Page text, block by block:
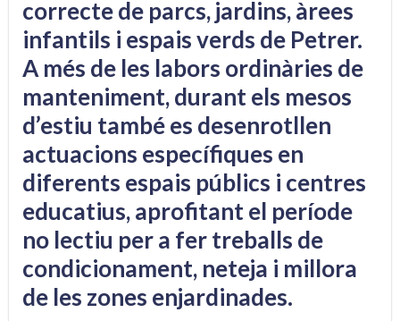
correcte de parcs, jardins, àrees
infantils i espais verds de Petrer.
A més de les labors ordinàries de
manteniment, durant els mesos
d’estiu també es desenrotllen
actuacions específiques en
diferents espais públics i centres
educatius, aprofitant el període
no lectiu per a fer treballs de
condicionament, neteja i millora
de les zones enjardinades.